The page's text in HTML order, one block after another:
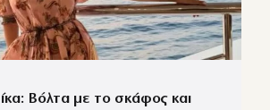
Βόλτα με το σκάφος και